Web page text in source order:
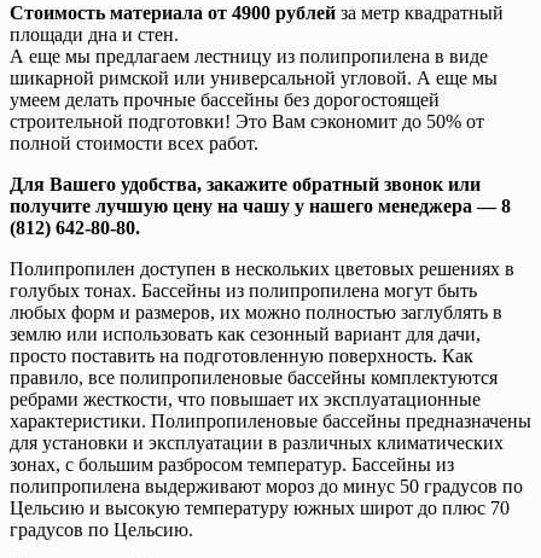
Стоимость материала от 4900 рублей за метр квадратный
площади дна и стен.
А еще мы предлагаем лестницу из полипропилена в виде
шикарной римской или универсальной угловой. А еще мы
умеем делать прочные бассейны без дорогостоящей
строительной подготовки! Это Вам сэкономит до 50% от
полной стоимости всех работ.
Для Вашего удобства, закажите обратный звонок или
получите лучшую цену на чашу у нашего менеджера — 8
(812) 642-80-80.
Полипропилен доступен в нескольких цветовых решениях в
голубых тонах. Бассейны из полипропилена могут быть
любых форм и размеров, их можно полностью заглублять в
землю или использовать как сезонный вариант для дачи,
просто поставить на подготовленную поверхность. Как
правило, все полипропиленовые бассейны комплектуются
ребрами жесткости, что повышает их эксплуатационные
характеристики. Полипропиленовые бассейны предназначены
для установки и эксплуатации в различных климатических
зонах, с большим разбросом температур. Бассейны из
полипропилена выдерживают мороз до минус 50 градусов по
Цельсию и высокую температуру южных широт до плюс 70
градусов по Цельсию.